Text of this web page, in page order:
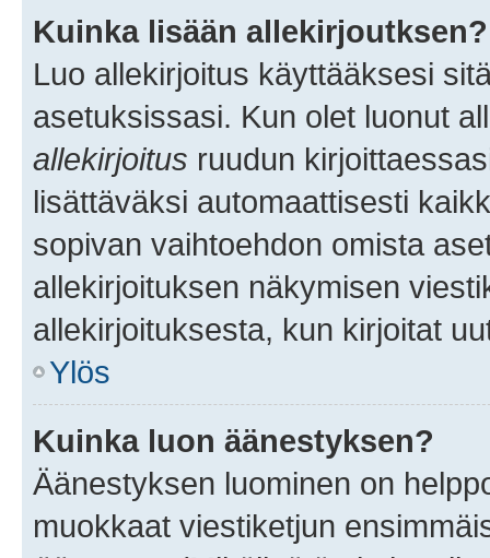
Kuinka lisään allekirjoutksen?
Luo allekirjoitus käyttääksesi
asetuksissasi. Kun olet luonut
allekirjoitus ruudun
lisättäväksi automaattisesti
sopivan vaihtoehdon omista
allekirjoituksen näkymisen
allekirjoituksesta, kun kirjoitat
Ylös
Kuinka luon äänestyksen?
Äänestyksen luominen on
muokkaat viestiketjun